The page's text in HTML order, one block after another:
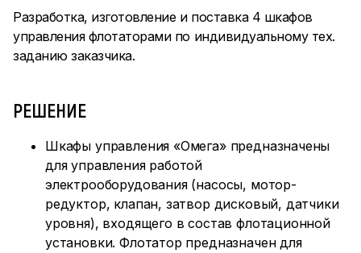
Разработка, изготовление и поставка 4 шкафов
управления флотаторами по индивидуальному тех.
заданию заказчика.
РЕШЕНИЕ
Шкафы управления «Омега» предназначены
для управления работой
электрооборудования (насосы, мотор-
редуктор, клапан, затвор дисковый, датчики
уровня), входящего в состав флотационной
установки. Флотатор предназначен для